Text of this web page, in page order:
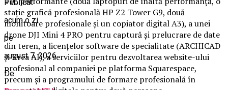
stație grafică profesională HP Z2 Tower G9, două
monitoare profesionale și un copiator digital A3), a unei
drone DJI Mini 4 PRO pentru captură și prelucrare de date
din teren, a licențelor software de specialitate (ARCHICAD
și Krea AI), a serviciilor pentru dezvoltarea website-ului
profesional al companiei pe platforma Squarespace,
precum și a programului de formare profesională în
Publicat
acum o zi
pe
august 7, 2026
De